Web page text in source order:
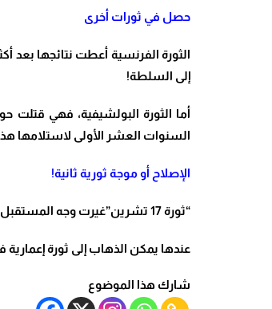
حصل في ثورات أخرى
إلى السلطة!
السنوات العشر الأولى لاستلامها هذه
الإصلاح أو موجة ثورية ثانية!
“ثورة 17 تشرين”غيرت وجه المستقبل. وهذا الوجه سيبدو مشرقاً بعد خروج لبنان من أزماته ومن حربه المقبلة، وفي ظل “دولة قانون” عادلة وقوية
عندها يمكن الذهاب إلى ثورة إعمارية في كافة
شارك هذا الموضوع